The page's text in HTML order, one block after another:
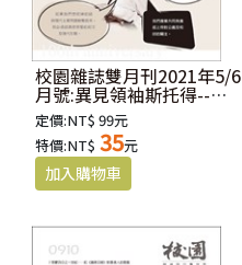
校園雜誌雙月刊2021年5/6
月號:異見領袖斯托得--面
向世界的十架門徒
定價:NT$ 99元
特價:NT$ 35元